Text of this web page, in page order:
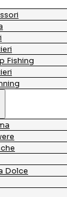
Fishing
Dolce